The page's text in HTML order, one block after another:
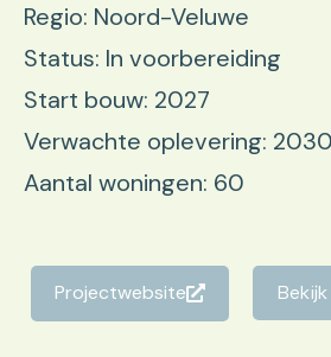
Regio: Noord-Veluwe
Status: In voorbereiding
Start bouw: 2027
Verwachte oplevering: 2030
Aantal woningen: 60
Projectwebsite